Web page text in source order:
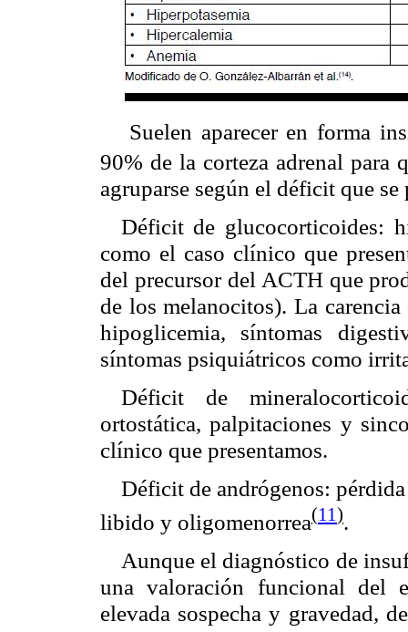
Suelen aparecer en forma
90% de la corteza adrenal para
agruparse según el déficit que se
Déficit de glucocorticoides:
como el caso clínico que
del precursor del ACTH que
de los melanocitos). La
hipoglicemia, síntomas
síntomas psiquiátricos como
Déficit de
ortostática, palpitaciones y
clínico que presentamos.
Déficit de andrógenos:
libido y oligomenorrea(11).
Aunque el diagnóstico de
una valoración funcional del
elevada sospecha y gravedad,